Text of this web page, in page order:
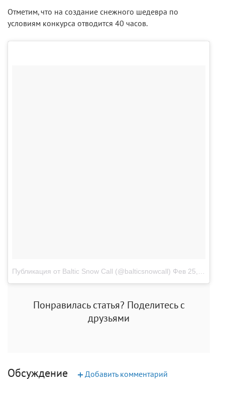
Отметим, что на создание снежного шедевра по
условиям конкурса отводится 40 часов.
Публикация от Baltic Snow Call (@balticsnowcall) Фев 25, 2018 в 10:21 PST
Понравилась статья? Поделитесь с
друзьями
Обсуждение +Добавить комментарий